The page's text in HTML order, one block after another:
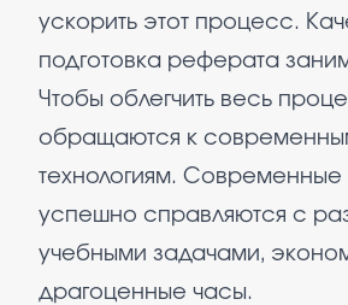
ускорить этот процесс.
подготовка реферата
Чтобы облегчить весь
обращаются к
технологиям. Современные
успешно справляются с
учебными задачами,
драгоценные часы.